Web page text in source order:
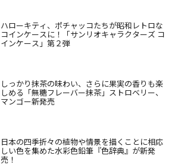
ハローキティ、ポチャッコたちが昭和レトロな
コインケースに！「サンリオキャラクターズ コ
インケース」第２弾
しっかり抹茶の味わい、さらに果実の香りも楽
しめる「無糖フレーバー抹茶」ストロベリー、
マンゴー新発売
日本の四季折々の植物や情景を描くことに相応
しい色を集めた水彩色鉛筆『色辞典』が新発
売！